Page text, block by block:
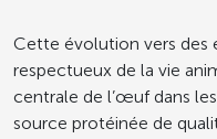
Cette évolution vers des
respectueux de la vie
centrale de l’œuf dans
source protéinée de